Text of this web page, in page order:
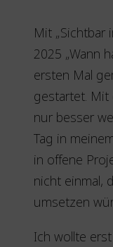
Mit „Sichtbar
2025 „Wann
ersten Mal
gestartet. Mit
nur besser
Tag in
in offene
nicht einmal,
umsetzen
Ich wollte